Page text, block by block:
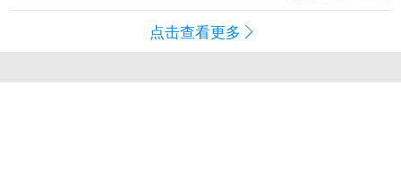
点击查看更多